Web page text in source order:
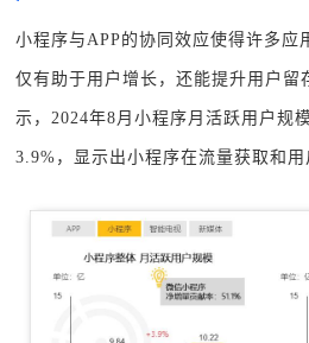
小程序与APP的协同效应使得许多应
仅有助于用户增长，还能提升用户留
示，2024年8月小程序月活跃用户规
3.9%，显示出小程序在流量获取和用